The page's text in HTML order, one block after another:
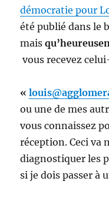
démocratie pour
été publié dans le
mais
vous recevez
«
ou une de mes
vous connaissez
réception. Ceci va
diagnostiquer les
si je dois passer à